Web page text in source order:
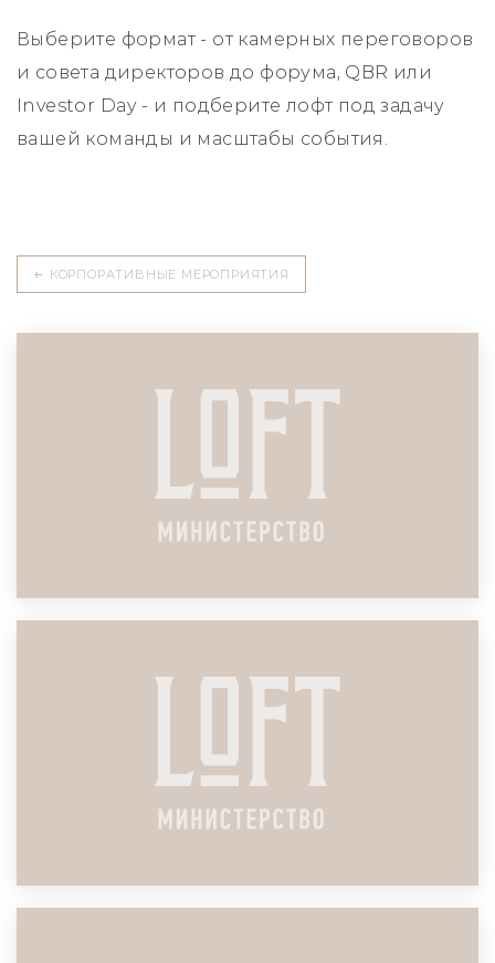
Выберите формат - от камерных переговоров
и совета директоров до форума, QBR или
Investor Day - и подберите лофт под задачу
вашей команды и масштабы события.
← КОРПОРАТИВНЫЕ МЕРОПРИЯТИЯ
ПОДРОБНЕЕ